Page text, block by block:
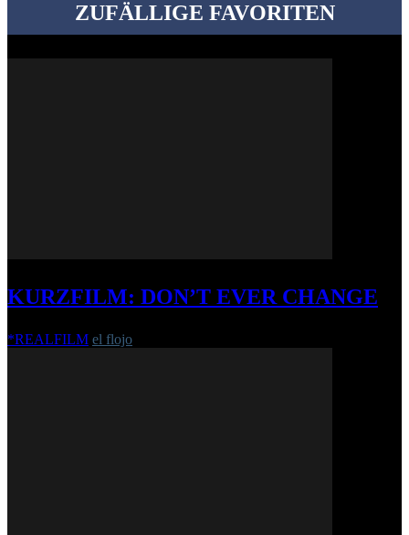
ZUFÄLLIGE FAVORITEN
KURZFILM: DON’T EVER CHANGE
*REALFILM el flojo